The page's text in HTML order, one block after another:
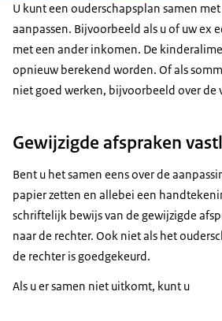
U kunt een ouderschapsplan samen
aanpassen. Bijvoorbeeld als u of uw ex
met een ander inkomen. De
opnieuw berekend worden. Of als
niet goed werken, bijvoorbeeld over de
Gewijzigde afspraken
Bent u het samen eens over de
papier zetten en allebei een
schriftelijk bewijs van de gewijzigde
naar de rechter. Ook niet als het
de rechter is goedgekeurd.
Als u er samen niet uitkomt, kunt u